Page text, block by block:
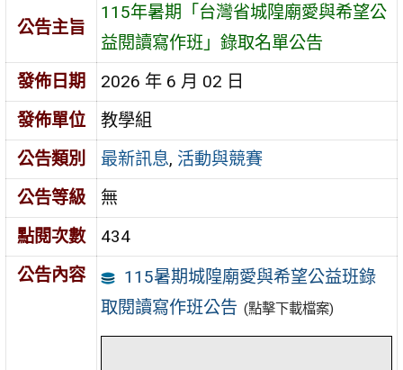
公告主旨
115年暑期「台灣省城隍廟愛與希望公
益閱讀寫作班」錄取名單公告
發佈日期
2026 年 6 月 02 日
發佈單位
教學組
公告類別
最新訊息, 活動與競賽
公告等級
無
點閱次數
434
公告內容
115暑期城隍廟愛與希望公益班錄
取閱讀寫作班公告 (點擊下載檔案)